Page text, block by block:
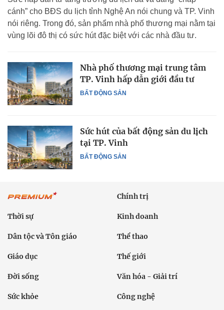
cánh” cho BĐS du lịch tỉnh Nghệ An nói chung và TP. Vinh
nói riêng. Trong đó, sản phẩm nhà phố thương mại nằm tại
vùng lõi đô thị có sức hút đặc biệt với các nhà đầu tư.
BẤT ĐỘNG SẢN
Nhà phố thương mại trung tâm
TP. Vinh hấp dẫn giới đầu tư
BẤT ĐỘNG SẢN
Sức hút của bất động sản du lịch
tại TP. Vinh
Chính trị
Thời sự Kinh doanh
Dân tộc và Tôn giáo Thể thao
Giáo dục Thế giới
Đời sống Văn hóa - Giải trí
Sức khỏe Công nghệ